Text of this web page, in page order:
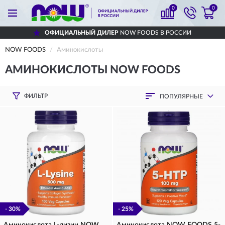
0 0
NOW FOODS В РОССИИ
NOW FOODS Аминокислоты
АМИНОКИСЛОТЫ NOW FOODS
ФИЛЬТР ПОПУЛЯРНЫЕ
- 30% - 25%